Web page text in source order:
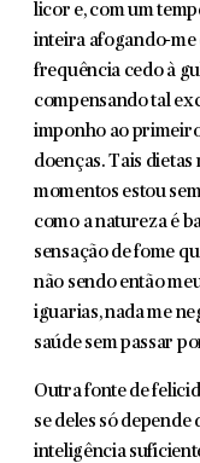
licor e, com um
inteira afogando-me
frequência cedo à
compensando tal
imponho ao
doenças. Tais die­tas
momentos estou
como a natureza é
sensação de fome
não sendo então
iguarias, nada me
saúde sem passar
Outra fonte de
se deles só depende
inteligência